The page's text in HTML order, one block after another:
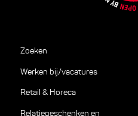
Zoeken
Werken bij/vacatures
Retail & Horeca
Relatiegeschenken en